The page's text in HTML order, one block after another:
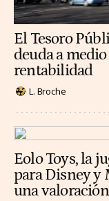
El Tesoro
deuda a
rentabilidad
L. Broche
Eolo Toys, la
para Disney y
una